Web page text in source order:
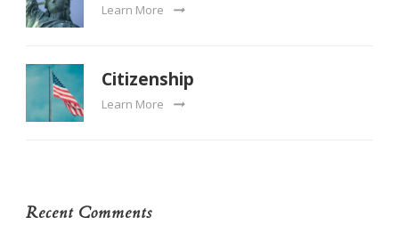
Learn More
Citizenship
Learn More
Recent Comments